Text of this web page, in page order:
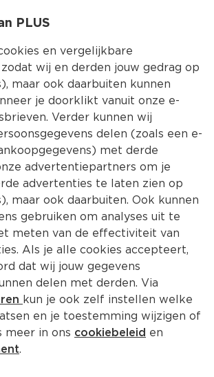
Kies jouw
PLUS
en vergelijkbare
wij en derden jouw gedrag op
maar ook daarbuiten kunnen
je doorklikt vanuit onze e-
Verder kunnen wij
delen (zoals een e-
met derde
advertentiepartners om je
advertenties te laten zien op
maar ook daarbuiten. Ook kunnen
gebruiken om analyses uit te
meten van de effectiviteit van
Als je alle cookies accepteert,
dat wij jouw gegevens
delen met derden. Via
kun je ook zelf instellen welke
en je toestemming wijzigen of
meer in ons cookiebeleid en
.